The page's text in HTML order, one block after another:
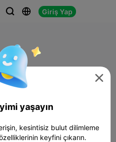
  Giriş Yap

yaşayın
kesintisiz bulut dilimleme
keyfini çıkarın.